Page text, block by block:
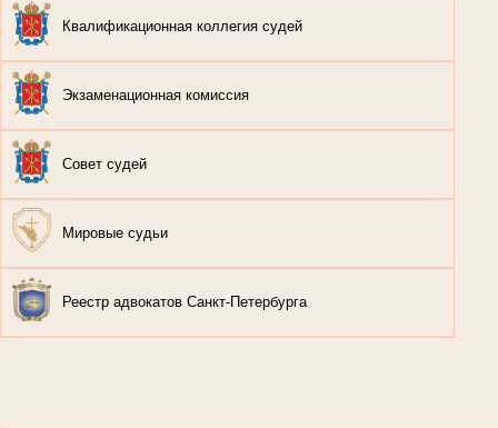
Квалификационная коллегия судей
Экзаменационная комиссия
Совет судей
Мировые судьи
Реестр адвокатов Санкт-Петербурга